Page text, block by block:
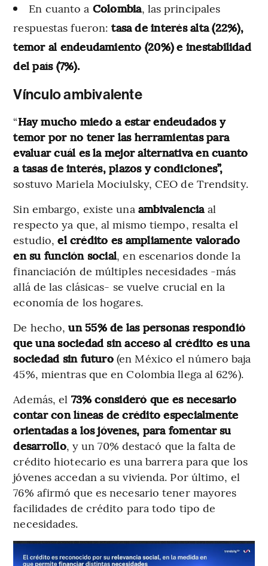
En cuanto a Colombia, las principales
respuestas fueron:tasa de interés alta (22%),
temor al endeudamiento (20%) e inestabilidad
del país (7%).
Vínculo ambivalente
“Hay mucho miedo a estar endeudados y
temor por no tener las herramientas para
evaluar cuál es la mejor alternativa en cuanto
a tasas de interés, plazos y condiciones”,
sostuvo Mariela Mociulsky, CEO de Trendsity.
Sin embargo, existe una ambivalencia al
respecto ya que, al mismo tiempo, resalta el
estudio,el crédito es ampliamente valorado
en su función social, en escenarios donde la
financiación de múltiples necesidades -más
allá de las clásicas- se vuelve crucial en la
economía de los hogares.
De hecho,un 55% de las personas respondió
que una sociedad sin acceso al crédito es una
sociedad sin futuro(en México el número baja
45%, mientras que en Colombia llega al 62%).
Además, el 73% consideró que es necesario
contar con líneas de crédito especialmente
orientadas a los jóvenes, para fomentar su
desarrollo, y un 70% destacó que la falta de
crédito hiotecario es una barrera para que los
jóvenes accedan a su vivienda. Por último, el
76% afirmó que es necesario tener mayores
facilidades de crédito para todo tipo de
necesidades.